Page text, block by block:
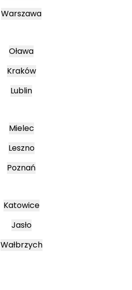
Warszawa
Oława
Kraków
Lublin
Mielec
Leszno
Poznań
Katowice
Jasło
Wałbrzych